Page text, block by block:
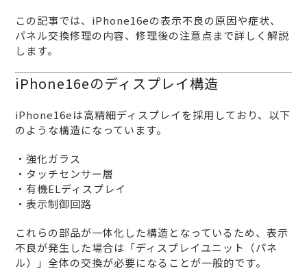
この記事では、iPhone16eの表示不良の原因や症状、
パネル交換修理の内容、修理後の注意点まで詳しく解説
します。
iPhone16eのディスプレイ構造
iPhone16eは高精細ディスプレイを採用しており、以下
のような構造になっています。
・強化ガラス
・タッチセンサー層
・有機ELディスプレイ
・表示制御回路
これらの部品が一体化した構造となっているため、表示
不良が発生した場合は「ディスプレイユニット（パネ
ル）」全体の交換が必要になることが一般的です。